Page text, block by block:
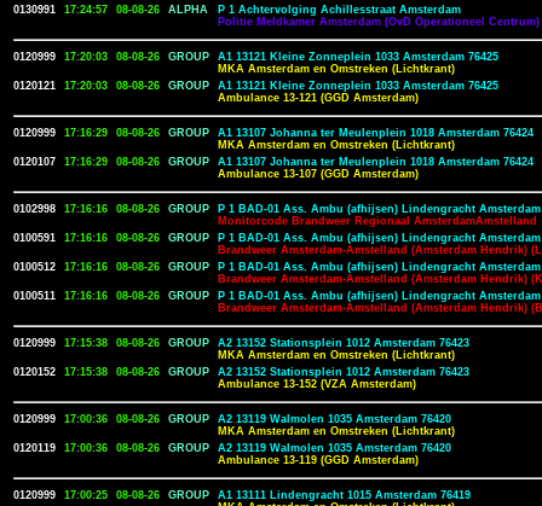
0130991
17:24:57 08-08-26 ALPHA
P 1 Achtervolging Achillesstraat Amsterdam
Politie Meldkamer Amsterdam (OvD Operationeel Centrum)
0120999 17:20:03 08-08-26 GROUP
A1 13121 Kleine Zonneplein 1033 Amsterdam 76425
MKA Amsterdam en Omstreken (Lichtkrant)
0120121
17:20:03 08-08-26 GROUP
A1 13121 Kleine Zonneplein 1033 Amsterdam 76425
Ambulance 13-121 (GGD Amsterdam)
0120999 17:16:29 08-08-26 GROUP
A1 13107 Johanna ter Meulenplein 1018 Amsterdam 76424
MKA Amsterdam en Omstreken (Lichtkrant)
0120107
17:16:29 08-08-26 GROUP
A1 13107 Johanna ter Meulenplein 1018 Amsterdam 76424
Ambulance 13-107 (GGD Amsterdam)
0102998 17:16:16 08-08-26 GROUP
P 1 BAD-01 Ass. Ambu (afhijsen) Lindengracht Amsterdam
Monitorcode Brandweer Regionaal AmsterdamAmstelland
0100591
17:16:16 08-08-26 GROUP
P 1 BAD-01 Ass. Ambu (afhijsen) Lindengracht Amsterdam
Brandweer Amsterdam-Amstelland (Amsterdam Hendrik)
0100512
17:16:16 08-08-26 GROUP
P 1 BAD-01 Ass. Ambu (afhijsen) Lindengracht Amsterdam
Brandweer Amsterdam-Amstelland (Amsterdam Hendrik)
0100511
17:16:16 08-08-26 GROUP
P 1 BAD-01 Ass. Ambu (afhijsen) Lindengracht Amsterdam
Brandweer Amsterdam-Amstelland (Amsterdam Hendrik)
0120999 17:15:38 08-08-26 GROUP
A2 13152 Stationsplein 1012 Amsterdam 76423
MKA Amsterdam en Omstreken (Lichtkrant)
0120152
17:15:38 08-08-26 GROUP
A2 13152 Stationsplein 1012 Amsterdam 76423
Ambulance 13-152 (VZA Amsterdam)
0120999 17:00:36 08-08-26 GROUP
A2 13119 Walmolen 1035 Amsterdam 76420
MKA Amsterdam en Omstreken (Lichtkrant)
0120119
17:00:36 08-08-26 GROUP
A2 13119 Walmolen 1035 Amsterdam 76420
Ambulance 13-119 (GGD Amsterdam)
0120999 17:00:25 08-08-26 GROUP
A1 13111 Lindengracht 1015 Amsterdam 76419